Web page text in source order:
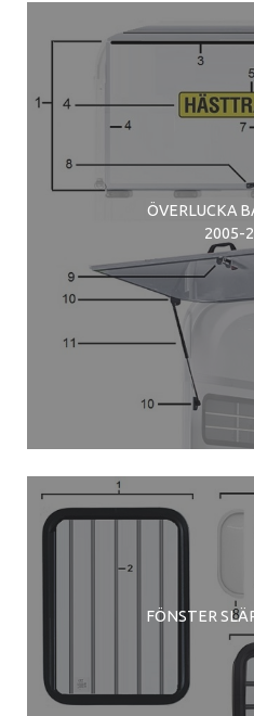
ÖVERLUCKA
2005-
FÖNSTER